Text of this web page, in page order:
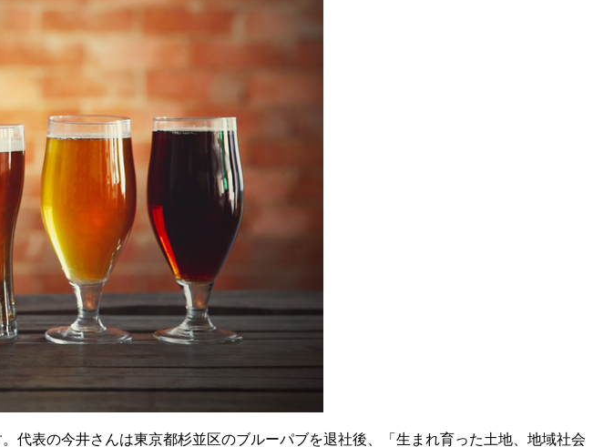
代表の今井さんは東京都杉並区のブルーパブを退社後、「生まれ育った土地、地域社会